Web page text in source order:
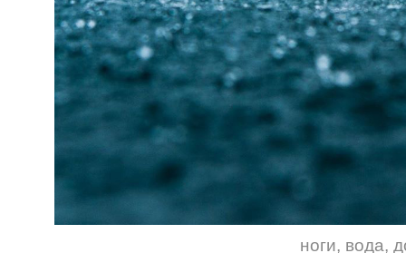
ноги, вода,